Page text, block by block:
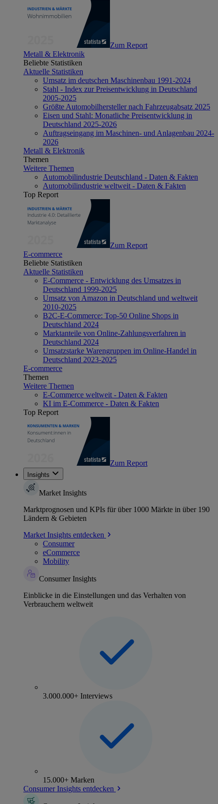
Zum Report
Metall & Elektronik
Beliebte Statistiken
Aktuelle Statistiken
Umsatz im deutschen Maschinenbau 1991-2024
Stahl - Index zur Preisentwicklung in Deutschland
2005-2025
Größte Automobilhersteller nach Fahrzeugabsatz 2025
Eisen und Stahl: Monatliche Preisentwicklung in
Deutschland 2025-2026
Auftragseingang im Maschinen- und Anlagenbau 2024-
2026
Metall & Elektronik
Themen
Weitere Themen
Automobilindustrie Deutschland - Daten & Fakten
Automobilindustrie weltweit - Daten & Fakten
Top Report
Zum Report
E-commerce
Beliebte Statistiken
Aktuelle Statistiken
E-Commerce - Entwicklung des Umsatzes in
Deutschland 1999-2025
Umsatz von Amazon in Deutschland und weltweit
2010-2025
B2C-E-Commerce: Top-50 Online Shops in
Deutschland 2024
Marktanteile von Online-Zahlungsverfahren in
Deutschland 2024
Umsatzstarke Warengruppen im Online-Handel in
Deutschland 2023-2025
E-commerce
Themen
Weitere Themen
E-Commerce weltweit - Daten & Fakten
KI im E-Commerce - Daten & Fakten
Top Report
Zum Report
Insights
Market Insights
Marktprognosen und KPIs für über 1000 Märkte in über 190
Ländern & Gebieten
Market Insights entdecken
Consumer
eCommerce
Mobility
Consumer Insights
Einblicke in die Einstellungen und das Verhalten von
Verbrauchern weltweit
3.000.000+ Interviews
15.000+ Marken
Consumer Insights entdecken